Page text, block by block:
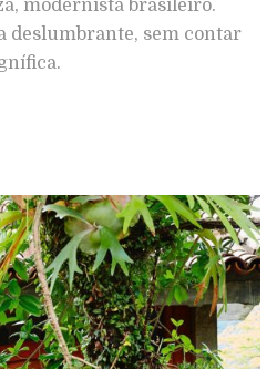
modernista brasileiro.
deslumbrante, sem contar